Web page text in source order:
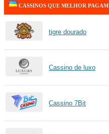
CASSINOS QUE MELHOR PAGAM
tigre dourado
Cassino de luxo
Cassino 7Bit